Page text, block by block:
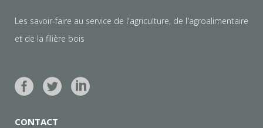
Les savoir-faire au service de l'agriculture, de l'agroalimentaire
et de la filière bois
CONTACT